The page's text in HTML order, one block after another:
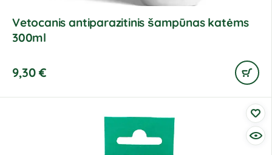
Vetocanis antiparazitinis šampūnas katėms
300ml
9,30 €